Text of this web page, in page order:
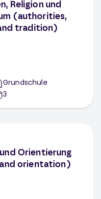
Religion und
(authorities,
tradition)
Grundschule
3
Orientierung
orientation)